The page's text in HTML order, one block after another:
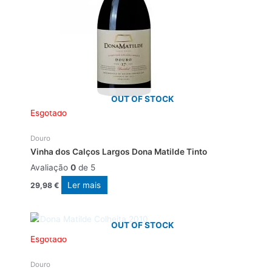
OUT OF STOCK
Esgotado
Douro
Vinha dos Calços Largos Dona Matilde Tinto
Avaliação 0 de 5
29,98 € Ler mais
OUT OF STOCK
Esgotado
Douro